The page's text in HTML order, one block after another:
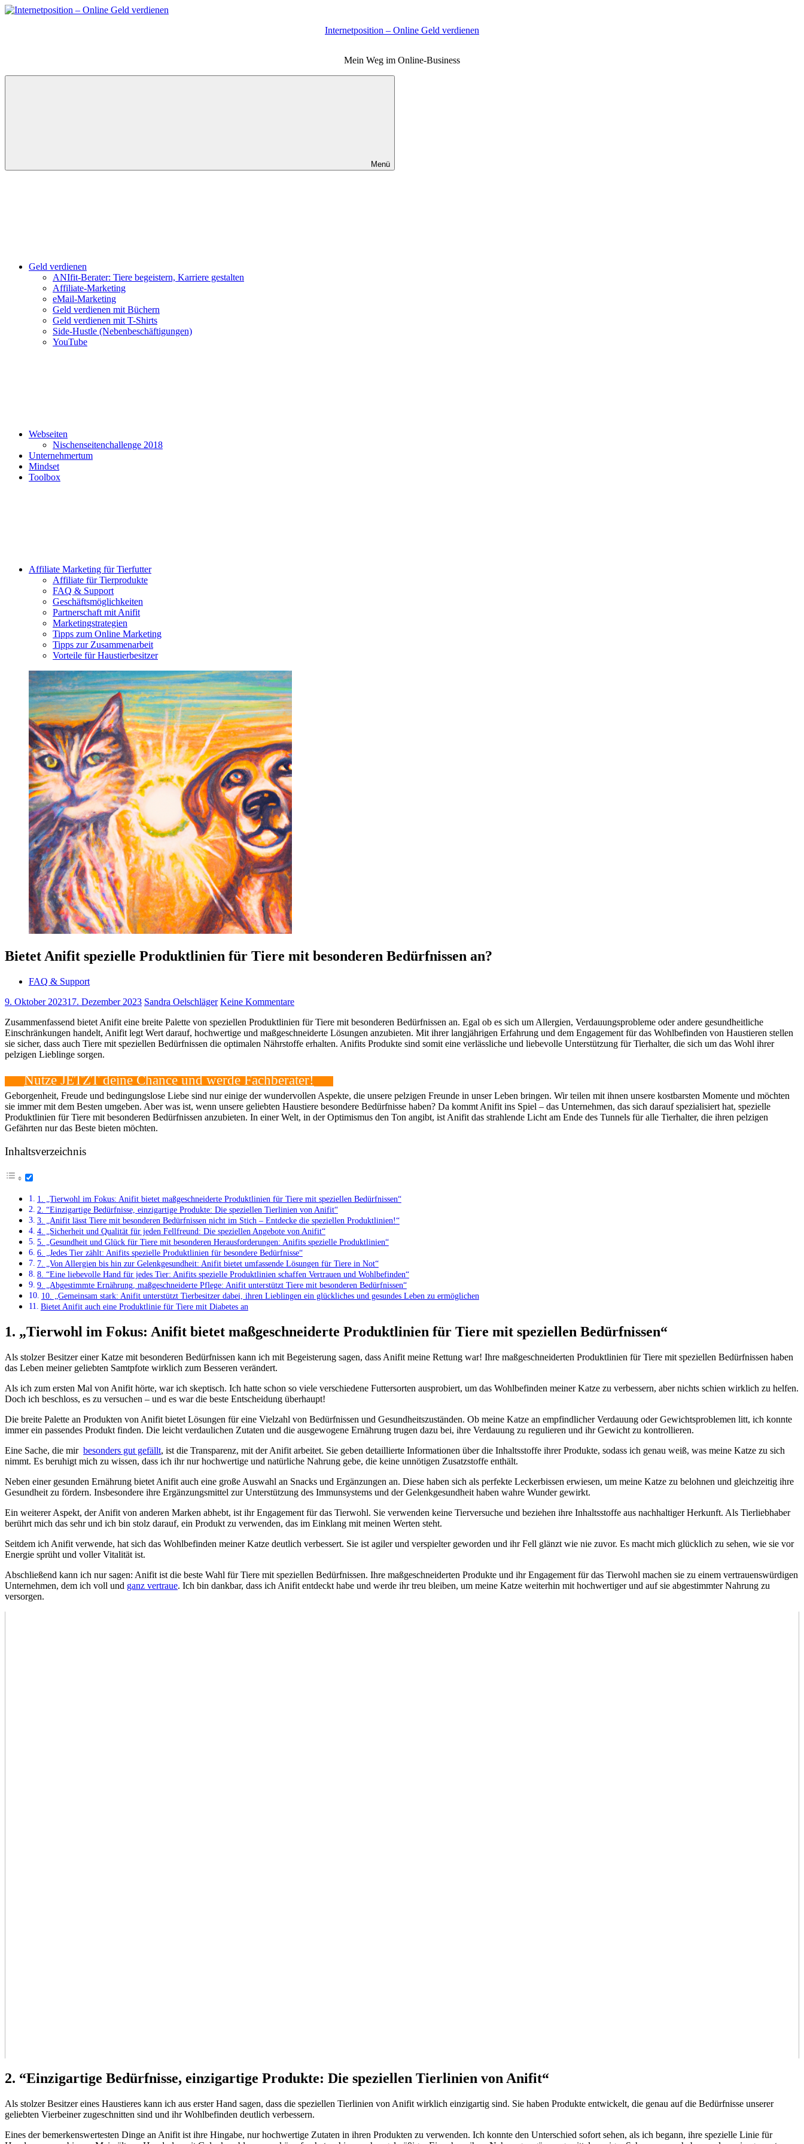
Zum
Internetposition – Online Geld verdienen
Mein Weg im Online-Business
Menü
Geld verdienen
ANIfit-Berater: Tiere begeistern, Karriere gestalten
Affiliate-Marketing
eMail-Marketing
Geld verdienen mit Büchern
Geld verdienen mit T-Shirts
Side-Hustle (Nebenbeschäftigungen)
YouTube
Webseiten
Nischenseitenchallenge 2018
Unternehmertum
Mindset
Toolbox
Affiliate Marketing für Tierfutter
Affiliate für Tierprodukte
FAQ & Support
Geschäftsmöglichkeiten
Partnerschaft mit Anifit
Marketingstrategien
Tipps zum Online Marketing
Tipps zur Zusammenarbeit
Vorteile für Haustierbesitzer
Bietet Anifit spezielle Produktlinien für Tiere mit besonderen Bedürfnissen an?
FAQ & Support
9. Oktober 202317. Dezember 2023 Sandra Oelschläger Keine Kommentare
Zusammenfassend bietet Anifit eine breite Palette von speziellen Produktlinien für Tiere mit besonderen Bedürfnissen an. Egal ob es sich um Allergien, Verdauungsprobleme oder andere gesundheitliche
Einschränkungen handelt, Anifit legt Wert darauf, hochwertige und maßgeschneiderte Lösungen anzubieten. Mit ihrer langjährigen Erfahrung und dem Engagement für das Wohlbefinden von Haustieren stellen
sie sicher, dass auch Tiere mit speziellen Bedürfnissen die optimalen Nährstoffe erhalten. Anifits Produkte sind somit eine verlässliche und liebevolle Unterstützung für Tierhalter, die sich um das Wohl ihrer
pelzigen Lieblinge sorgen.
Nutze JETZT deine Chance und ‌werde Fachberater!
Geborgenheit, Freude und bedingungslose Liebe sind ⁣nur einige der⁢ wundervollen​ Aspekte,​ die unsere pelzigen Freunde in ⁢unser​ Leben bringen. Wir teilen mit ihnen unsere kostbarsten‌ Momente und möchten‍
sie immer ⁤mit dem Besten umgeben.​ Aber was ist, ⁤wenn unsere geliebten Haustiere besondere Bedürfnisse haben?⁣ Da kommt Anifit ins Spiel – das ⁢Unternehmen, das sich ⁣darauf spezialisiert ​hat,‌ spezielle
Produktlinien für Tiere mit besonderen Bedürfnissen anzubieten. In einer Welt, in der Optimismus den Ton angibt, ist Anifit das strahlende⁢ Licht‍ am Ende des Tunnels für alle Tierhalter, ⁢die ihren pelzigen
Gefährten nur​ das ‌Beste ‍bieten möchten.
Inhaltsverzeichnis
1. „Tierwohl im⁢ Fokus: Anifit bietet maßgeschneiderte Produktlinien für Tiere ⁢mit speziellen Bedürfnissen“
2. ​“Einzigartige Bedürfnisse, einzigartige​ Produkte: Die speziellen Tierlinien von​ Anifit“
3. „Anifit lässt Tiere mit besonderen Bedürfnissen nicht im Stich – Entdecke die speziellen Produktlinien!“
4. „Sicherheit und Qualität für‍ jeden Fellfreund: Die speziellen Angebote von Anifit“
5. „Gesundheit ⁢und Glück‌ für Tiere mit besonderen Herausforderungen: ‍Anifits⁣ spezielle ⁣Produktlinien“
6. „Jedes Tier zählt: Anifits spezielle ⁤Produktlinien für‌ besondere Bedürfnisse“
7. „Von Allergien bis hin zur Gelenkgesundheit: Anifit bietet umfassende ‌Lösungen für Tiere in ​Not“
8. ​“Eine liebevolle Hand für jedes Tier: ⁢Anifits​ spezielle Produktlinien schaffen Vertrauen ​und Wohlbefinden“
9. „Abgestimmte Ernährung, ⁣maßgeschneiderte Pflege: Anifit unterstützt Tiere mit besonderen Bedürfnissen“
10. „Gemeinsam ​stark:‍ Anifit unterstützt Tierbesitzer dabei, ihren Lieblingen ein glückliches und gesundes Leben ⁣zu ermöglichen
Bietet Anifit auch eine‍ Produktlinie für Tiere mit Diabetes ‌an
1. „Tierwohl im⁢ Fokus: Anifit bietet maßgeschneiderte Produktlinien für Tiere ⁢mit speziellen Bedürfnissen“
Als stolzer Besitzer einer Katze ⁤mit ⁢besonderen ⁢Bedürfnissen ⁤kann ich mit Begeisterung sagen,‍ dass⁢ Anifit meine Rettung war! Ihre maßgeschneiderten ⁢Produktlinien​ für Tiere mit​ speziellen Bedürfnissen haben
das Leben meiner geliebten Samtpfote wirklich zum Besseren verändert.
Als ⁣ich zum ersten Mal ⁤von Anifit hörte, war⁢ ich skeptisch.‍ Ich hatte schon ⁣so viele​ verschiedene Futtersorten ausprobiert, um das ‍Wohlbefinden meiner Katze zu ⁣verbessern, aber nichts schien wirklich zu helfen.‌
Doch‍ ich beschloss, es zu versuchen – und es ⁤war die beste ⁢Entscheidung überhaupt!
Die breite Palette an Produkten von Anifit‌ bietet Lösungen für eine Vielzahl von Bedürfnissen und Gesundheitszuständen. Ob meine Katze an empfindlicher Verdauung oder Gewichtsproblemen litt, ich konnte
immer ein ⁢passendes Produkt finden. Die leicht verdaulichen Zutaten und ‍die ausgewogene Ernährung trugen dazu bei,⁣ ihre Verdauung zu regulieren und ihr Gewicht zu kontrollieren.
Eine ⁤Sache, die mir ‍ besonders gut‌ gefällt, ist die Transparenz, mit ⁣der Anifit arbeitet. Sie geben detaillierte Informationen über die Inhaltsstoffe​ ihrer Produkte, sodass ich‌ genau weiß, was meine ‌Katze zu​ sich
nimmt. Es ‍beruhigt mich ⁢zu wissen, dass ich ihr nur hochwertige und natürliche ‍Nahrung gebe, ‌die​ keine unnötigen Zusatzstoffe enthält.
Neben einer ⁤gesunden Ernährung bietet Anifit auch eine große Auswahl an Snacks ⁣und Ergänzungen an. Diese haben sich als perfekte Leckerbissen⁢ erwiesen, um meine Katze zu belohnen und gleichzeitig‌ ihre
Gesundheit ‌zu ⁢fördern. Insbesondere‍ ihre Ergänzungsmittel zur Unterstützung des ‍Immunsystems ​und der Gelenkgesundheit haben wahre Wunder gewirkt.
Ein weiterer Aspekt, der Anifit von anderen Marken abhebt, ⁢ist⁢ ihr Engagement für⁤ das Tierwohl. Sie verwenden⁣ keine ⁣Tierversuche und⁤ beziehen ⁢ihre Inhaltsstoffe aus nachhaltiger Herkunft.‌ Als Tierliebhaber
berührt mich das sehr und ich​ bin stolz darauf, ⁣ein ⁣Produkt zu verwenden, ‍das‌ im Einklang mit meinen Werten ⁤steht.
Seitdem ich⁢ Anifit verwende,⁤ hat sich ⁣das Wohlbefinden meiner ⁤Katze deutlich verbessert. Sie⁣ ist agiler und ‌verspielter geworden und ihr Fell glänzt wie nie zuvor.⁢ Es ‌macht mich glücklich⁣ zu sehen, ⁤wie sie vor
Energie​ sprüht und voller Vitalität‍ ist.
Abschließend ⁢kann ‍ich nur sagen: Anifit ist ⁣die beste Wahl ‌für ⁢Tiere mit speziellen Bedürfnissen. ⁤Ihre maßgeschneiderten Produkte und ihr Engagement für das Tierwohl machen​ sie zu⁣ einem vertrauenswürdigen
Unternehmen, dem ich voll und⁤ ganz vertraue. Ich bin ⁣dankbar, ‌dass ich Anifit entdeckt habe und werde ihr treu bleiben, um meine Katze weiterhin mit hochwertiger und auf sie abgestimmter​ Nahrung zu
versorgen.
2. ​“Einzigartige Bedürfnisse, einzigartige​ Produkte: Die speziellen Tierlinien von​ Anifit“
Als stolzer Besitzer eines Haustieres kann ich aus erster Hand sagen, dass die speziellen Tierlinien von⁢ Anifit wirklich einzigartig⁢ sind.‍ Sie ‍haben ⁣Produkte entwickelt, die genau auf die Bedürfnisse unserer
geliebten Vierbeiner zugeschnitten sind und ​ihr Wohlbefinden deutlich verbessern.
Eines der ⁢bemerkenswertesten Dinge ​an Anifit ist ‍ihre Hingabe, nur ⁤hochwertige Zutaten in ihren⁤ Produkten zu verwenden. Ich konnte den⁢ Unterschied ⁤sofort sehen,⁤ als ich begann, ihre ‍spezielle Linie für